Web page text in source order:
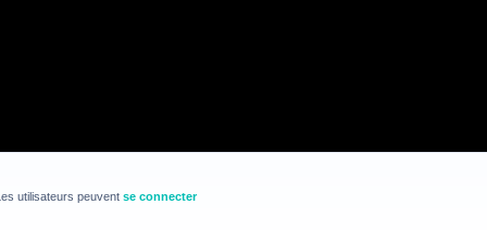
utilisateurs peuvent se connecter